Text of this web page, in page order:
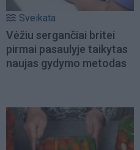
Sveikata
Vėžiu sergančiai britei
pirmai pasaulyje taikytas
naujas gydymo metodas